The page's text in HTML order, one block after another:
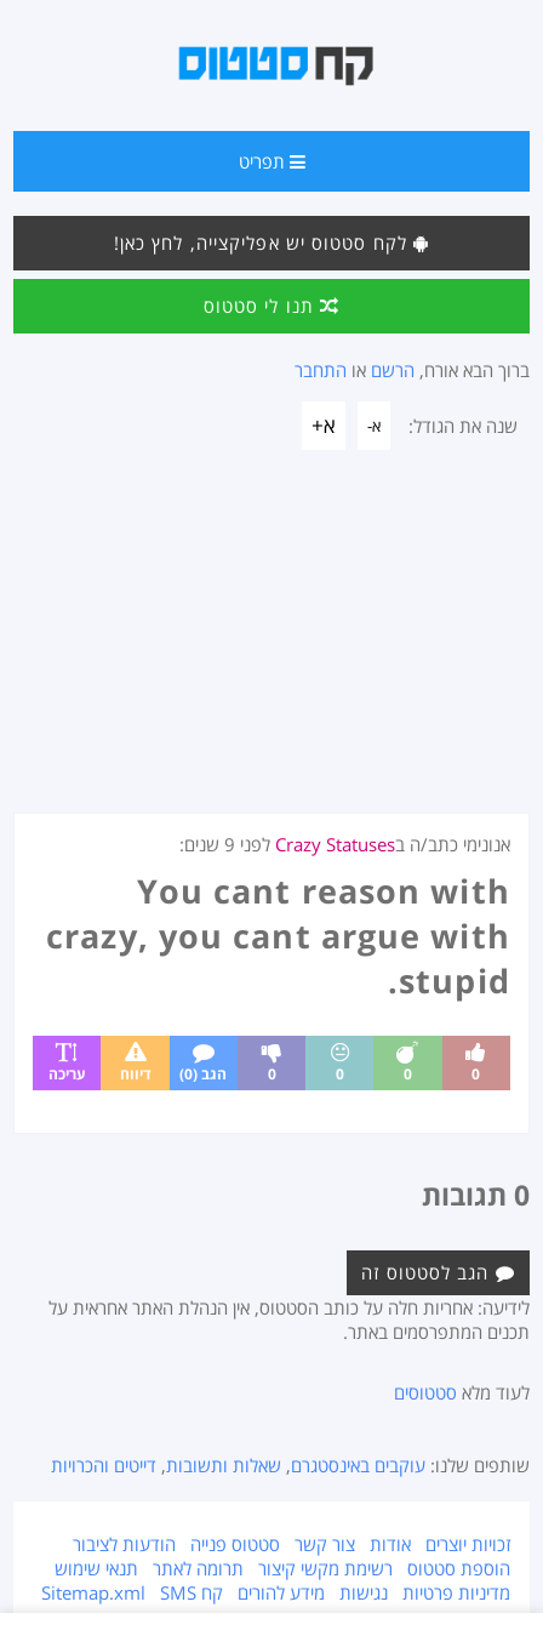
תפריט
לקח סטטוס יש אפליקצייה, לחץ כאן!
תנו לי סטטוס
ברוך הבא אורח, הרשם או התחבר
שנה את הגודל: א- א+
אנונימי כתב/ה בCrazy Statuses לפני 9 שנים :
You cant reason with
crazy, you cant argue with
stupid.
0
0
0
0 הגב (0) דיווח עריכה
0 תגובות
הגב לסטטוס זה
לידיעה: אחריות חלה על כותב הסטטוס, אין הנהלת האתר אחראית על
תכנים המתפרסמים באתר.
לעוד מלא סטטוסים
שותפים שלנו:עוקבים באינסטגרם, שאלות ותשובות, דייטים והכרויות
זכויות יוצרים אודות צור קשר סטטוס פנייה
הודעות לציבור
הוספת סטטוס
רשימת מקשי קיצור תרומה לאתר
תנאי שימוש
מדיניות פרטיות
נגישות מידע להורים קח SMS Sitemap.xml